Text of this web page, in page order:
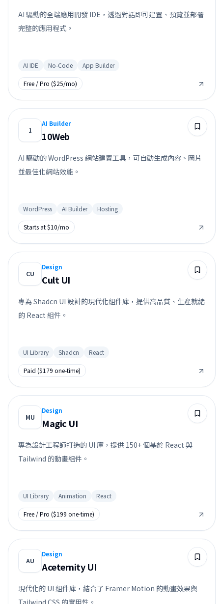
AI 驅動的全端應用開發 IDE，透過對話即可建置、預覽並部署
完整的應用程式。
AI IDE No-Code App Builder
Free / Pro ($25/mo)
1
AI Builder
10Web
AI 驅動的 WordPress 網站建置工具，可自動生成內容、圖片
並最佳化網站效能。
WordPress AI Builder Hosting
Starts at $10/mo
CU
Design
Cult UI
專為 Shadcn UI 設計的現代化組件庫，提供高品質、生產就緒
的 React 組件。
UI Library Shadcn React
Paid ($179 one-time)
MU
Design
Magic UI
專為設計工程師打造的 UI 庫，提供 150+ 個基於 React 與
Tailwind 的動畫組件。
UI Library Animation React
Free / Pro ($199 one-time)
AU
Design
Aceternity UI
現代化的 UI 組件庫，結合了 Framer Motion 的動畫效果與